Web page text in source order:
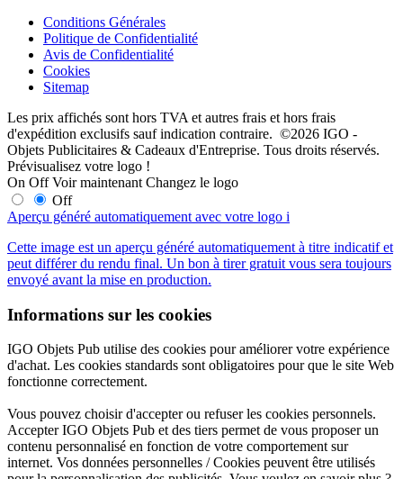
Conditions Générales
Politique de Confidentialité
Avis de Confidentialité
Cookies
Sitemap
Les prix affichés sont hors TVA et autres frais et hors frais
d'expédition exclusifs sauf indication contraire. ©2026 IGO -
Objets Publicitaires & Cadeaux d'Entreprise. Tous droits réservés.
Prévisualisez votre logo !
On Off Voir maintenant Changez le logo
Off
Aperçu généré automatiquement avec votre logo i
Cette image est un aperçu généré automatiquement à titre indicatif et
peut différer du rendu final. Un bon à tirer gratuit vous sera toujours
envoyé avant la mise en production.
Informations sur les cookies
IGO Objets Pub utilise des cookies pour améliorer votre expérience
d'achat. Les cookies standards sont obligatoires pour que le site Web
fonctionne correctement.
Vous pouvez choisir d'accepter ou refuser les cookies personnels.
Accepter IGO Objets Pub et des tiers permet de vous proposer un
contenu personnalisé en fonction de votre comportement sur
internet. Vos données personnelles / Cookies peuvent être utilisés